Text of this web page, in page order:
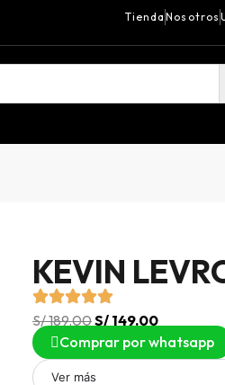
Tienda Nosotros
KEVIN
S/189.00S/ 149.00
Comprar por whatsapp
Ver más